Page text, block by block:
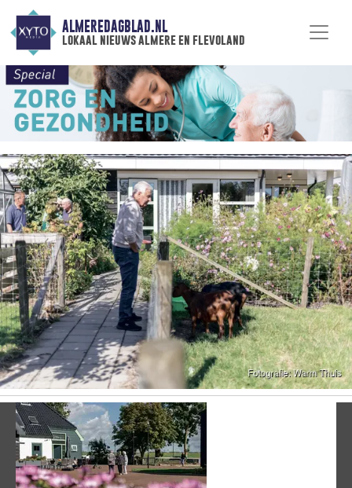
ALMEREDAGBLAD.NL
lokaal nieuws almere en flevoland
Vorige